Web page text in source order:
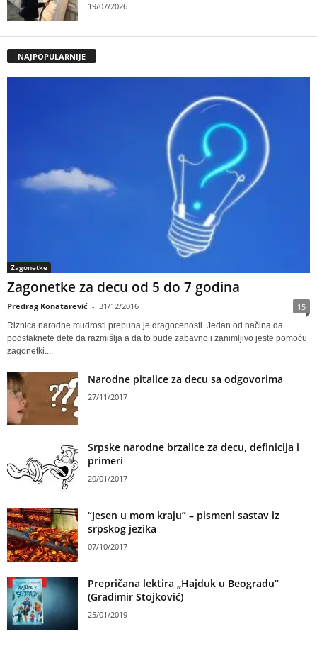
19/07/2026
NAJPOPULARNIJE
Zagonetke
Zagonetke za decu od 5 do 7 godina
Predrag Konatarević - 31/12/2016 15
Riznica narodne mudrosti prepuna je dragocenosti. Jedan od načina da
podstaknete dete da razmišlja a da to bude zabavno i zanimljivo jeste pomoću
zagonetki....
Narodne pitalice za decu sa odgovorima
27/11/2017
Srpske narodne brzalice za decu, definicija i
primeri
20/01/2017
“Jesen u mom kraju” – pismeni sastav iz
srpskog jezika
07/10/2017
Prepričana lektira „Hajduk u Beogradu“
(Gradimir Stojković)
25/01/2019